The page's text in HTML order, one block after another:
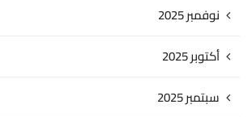
نوفمبر 2025
أكتوبر 2025
سبتمبر 2025